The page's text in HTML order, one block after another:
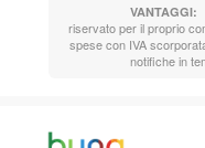
VANTAGGI:
riservato per il proprio
spese con IVA
notifiche in